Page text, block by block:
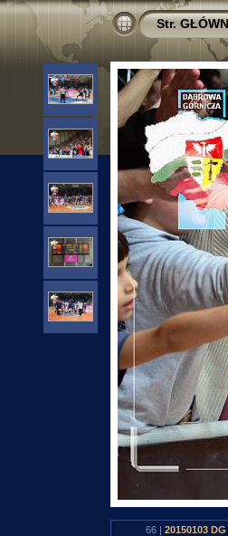
Str.
66 | 20150103